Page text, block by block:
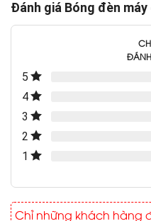
Đánh giá Bóng đèn
5
4
3
2
1
Chỉ những khách hàng